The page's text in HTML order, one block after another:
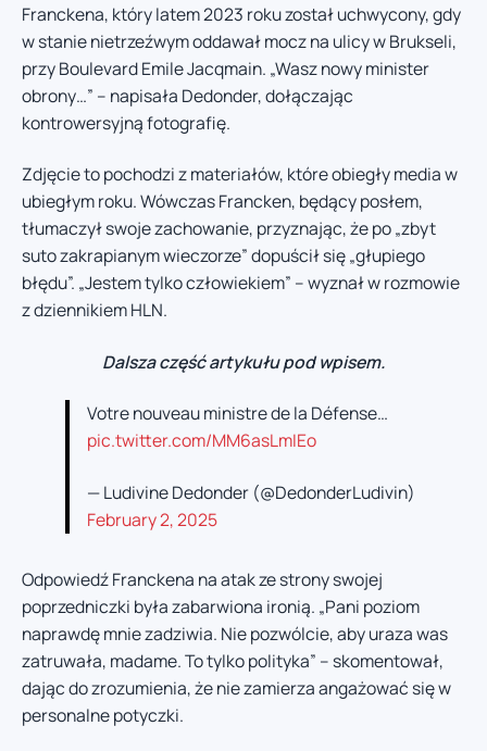
Franckena, który latem 2023 roku został uchwycony, gdy
w stanie nietrzeźwym oddawał mocz na ulicy w Brukseli,
przy Boulevard Emile Jacqmain. „Wasz nowy minister
obrony…” – napisała Dedonder, dołączając
kontrowersyjną fotografię.
Zdjęcie to pochodzi z materiałów, które obiegły media w
ubiegłym roku. Wówczas Francken, będący posłem,
tłumaczył swoje zachowanie, przyznając, że po „zbyt
suto zakrapianym wieczorze” dopuścił się „głupiego
błędu”. „Jestem tylko człowiekiem” – wyznał w rozmowie
z dziennikiem HLN.
Dalsza część artykułu pod wpisem.
Votre nouveau ministre de la Défense…
pic.twitter.com/MM6asLmIEo
— Ludivine Dedonder (@DedonderLudivin)
February 2, 2025
Odpowiedź Franckena na atak ze strony swojej
poprzedniczki była zabarwiona ironią. „Pani poziom
naprawdę mnie zadziwia. Nie pozwólcie, aby uraza was
zatruwała, madame. To tylko polityka” – skomentował,
dając do zrozumienia, że nie zamierza angażować się w
personalne potyczki.